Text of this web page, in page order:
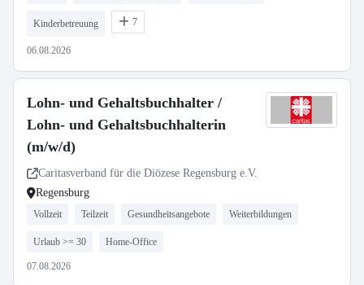
Kinderbetreuung 7
06.08.2026
Lohn- und Gehaltsbuchhalter /
Lohn- und Gehaltsbuchhalterin
(m/w/d)
Caritasverband für die Diözese Regensburg e.V.
Regensburg
Vollzeit Teilzeit Gesundheitsangebote Weiterbildungen
Urlaub >= 30 Home-Office
07.08.2026